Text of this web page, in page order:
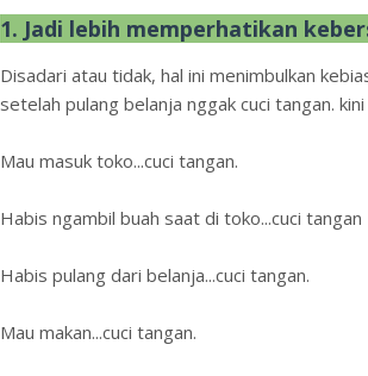
1. Jadi lebih memperhatikan
Disadari atau tidak, hal ini menimbulkan
setelah pulang belanja nggak cuci tangan.
Mau masuk toko...cuci tangan.
Habis ngambil buah saat di toko...cuci tangan
Habis pulang dari belanja...cuci tangan.
Mau makan...cuci tangan.